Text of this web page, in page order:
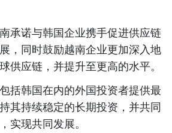
承诺与韩国企业携手促进供应链
，同时鼓励越南企业更加深入地
供应链，并提升至更高的水平。
括韩国在内的外国投资者提供最
其持续稳定的长期投资，并共同
实现共同发展。